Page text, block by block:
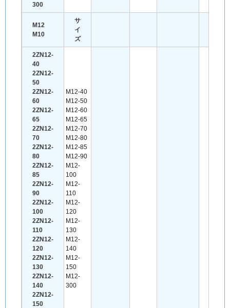
300
M12
M10
サ
イ
ズ
2ZN12-
40
2ZN12-
50
2ZN12-
60
2ZN12-
65
2ZN12-
70
2ZN12-
80
2ZN12-
85
2ZN12-
90
2ZN12-
100
2ZN12-
110
2ZN12-
120
2ZN12-
130
2ZN12-
140
2ZN12-
150
M12-40
M12-50
M12-60
M12-65
M12-70
M12-80
M12-85
M12-90
M12-
100
M12-
110
M12-
120
M12-
130
M12-
140
M12-
150
M12-
300